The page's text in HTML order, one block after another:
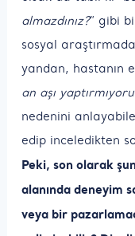
almazdınız?” gibi
sosyal
yandan, hastanın
an aşı
nedenini
edip inceledikten
Peki, son olarak
alanında deneyim
veya bir